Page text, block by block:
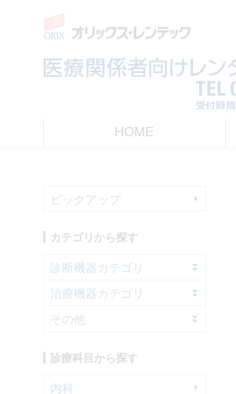
HOME
HOME > 教育・研修向けエコーレン
ピックアップ
カテゴリから探す
診断機器カテゴリ
治療機器カテゴリ
その他
診療科目から探す
内科